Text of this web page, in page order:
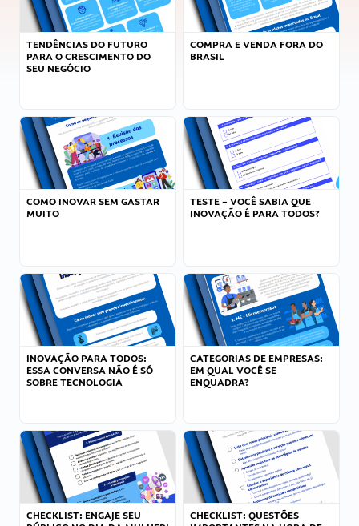
TENDÊNCIAS DO FUTURO
PARA O CRESCIMENTO DO
SEU NEGÓCIO
COMPRA E VENDA FORA DO
BRASIL
COMO INOVAR SEM GASTAR
MUITO
TESTE – VOCÊ SABIA QUE
INOVAÇÃO É PARA TODOS?
INOVAÇÃO PARA TODOS:
ESSA CONVERSA NÃO É SÓ
SOBRE TECNOLOGIA
CATEGORIAS DE EMPRESAS:
EM QUAL VOCÊ SE
ENQUADRA?
CHECKLIST: ENGAJE SEU
CHECKLIST: QUESTÕES